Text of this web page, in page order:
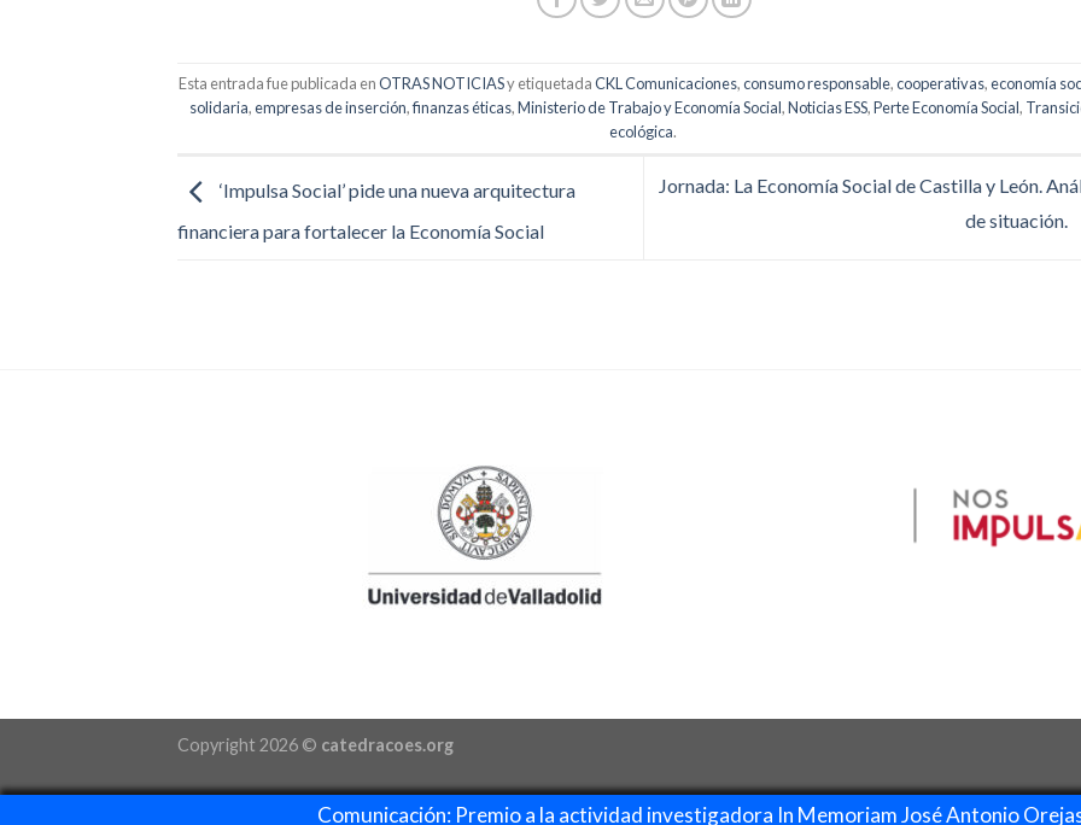
Esta entrada fue publicada enOTRAS NOTICIASy etiquetadaCKL Comunicaciones,consumo responsable,cooperativas,economía
solidaria,empresas de inserción,finanzas éticas,Ministerio de Trabajo y Economía Social,Noticias ESS,Perte Economía Social,
ecológica.
‘Impulsa Social’ pide una nueva arquitectura
financiera para fortalecer la Economía Social
Jornada: La Economía Social de Castilla y León.
de situación.
Copyright 2026 © catedracoes.org
Comunicación: Premio a la actividad investigadora In Memoriam José Antonio